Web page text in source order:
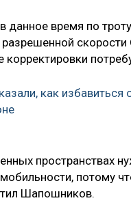
данное время по
корректировки
как избавиться
пространствах
потому
Шапошников.